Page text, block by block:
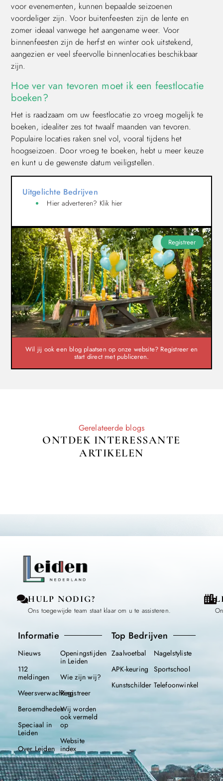
voor evenementen, kunnen bepaalde seizoenen
voordeliger zijn. Voor buitenfeesten zijn de lente en
zomer ideaal vanwege het aangename weer. Voor
binnenfeesten zijn de herfst en winter ook uitstekend,
aangezien er veel sfeervolle binnenlocaties beschikbaar
zijn.
Hoe ver van tevoren moet ik een feestlocatie
boeken?
Het is raadzaam om uw feestlocatie zo vroeg mogelijk te
boeken, idealiter zes tot twaalf maanden van tevoren.
Populaire locaties raken snel vol, vooral tijdens het
hoogseizoen. Door vroeg te boeken, hebt u meer keuze
en kunt u de gewenste datum veiligstellen.
Uitgelichte Bedrijven
Hier adverteren? Klik hier
Registreer
Wil jij ook een blog plaatsen op onze website? Registreer en
start direct met publiceren.
Gerelateerde blogs
ONTDEK INTERESSANTE
ARTIKELEN
HULP NODIG?
Ons toegewijde team staat klaar om u te assisteren.
Informatie
Nieuws
112
meldingen
Weersverwachting
Beroemdheden
Speciaal in
Leiden
Over Leiden
Openingstijden
in Leiden
Wie zijn wij?
Registreer
Wij worden
ook vermeld
op
Website
index
Top Bedrijven
Zaalvoetbal
APK-keuring
Kunstschilder
Nagelstyliste
Sportschool
Telefoonwinkel